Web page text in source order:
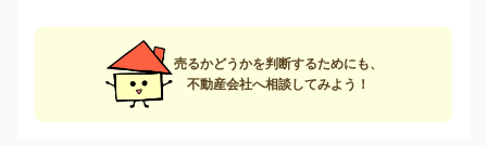
売るかどうかを判断するためにも、
不動産会社へ相談してみよう！